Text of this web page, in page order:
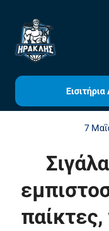
content
7